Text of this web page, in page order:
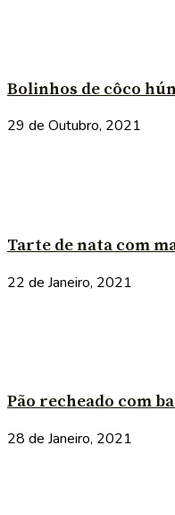
Bolinhos de côco
29 de Outubro, 2021
Tarte de nata com
22 de Janeiro, 2021
Pão recheado com
28 de Janeiro, 2021